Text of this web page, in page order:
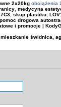
2x20kg obciążenia
medycyna
skup plastiku
pomoc drogowa
i promocje |
świdnica,